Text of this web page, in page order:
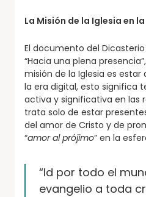
La Misión de la Iglesia en
El documento del
“Hacia una plena
misión de la Iglesia es estar
la era digital, esto significa
activa y significativa en las
trata solo de estar
del amor de Cristo y de
“amor al prójimo” en la
“Id por todo el
evangelio a toda